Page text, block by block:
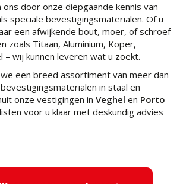
door onze diepgaande kennis van
speciale bevestigingsmaterialen. Of u
een afwijkende bout, moer, of schroef
zoals Titaan, Aluminium, Koper,
– wij kunnen leveren wat u zoekt.
een breed assortiment van meer dan
in staal en
onze vestigingen in Veghel en Porto
voor u klaar met deskundig advies